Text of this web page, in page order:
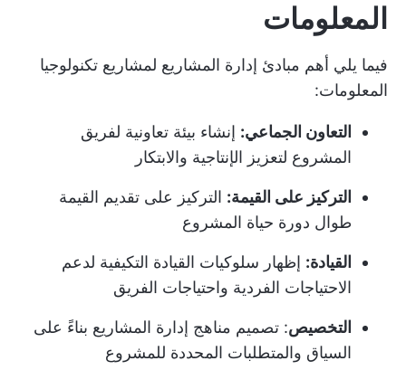
المعلومات
فيما يلي أهم مبادئ إدارة المشاريع لمشاريع تكنولوجيا
المعلومات:
التعاون الجماعي: إنشاء بيئة تعاونية لفريق
المشروع لتعزيز الإنتاجية والابتكار
التركيز على القيمة: التركيز على تقديم القيمة
طوال دورة حياة المشروع
القيادة: إظهار سلوكيات القيادة التكيفية لدعم
الاحتياجات الفردية واحتياجات الفريق
التخصيص: تصميم مناهج إدارة المشاريع بناءً على
السياق والمتطلبات المحددة للمشروع